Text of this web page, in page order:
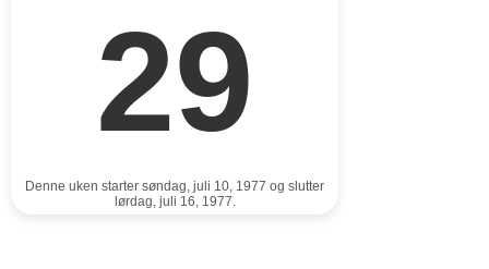
29
Denne uken starter søndag, juli 10, 1977 og slutter
lørdag, juli 16, 1977.